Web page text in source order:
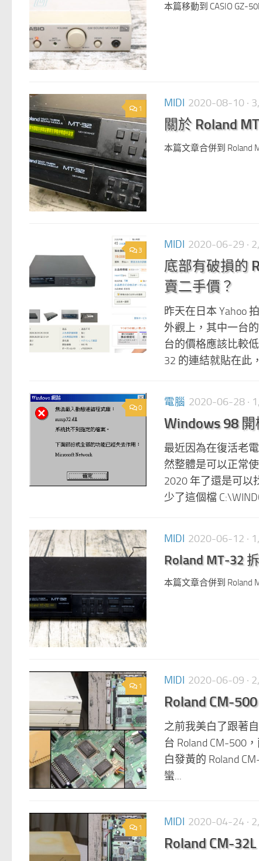
本篇移動到 CASIO GZ-
1 MIDI 2020-08-10 ·
關於 Roland
本篇文章合併到 Roland
3 MIDI 2020-06-29 ·
底部有破損的
賣二手價？
昨天在日本 Yahoo
外觀上，其中一台
台的價格應該比較
32 的連結就貼在此
0 電腦 2020-06-28 ·
Windows 98 開
最近因為在復活老
然整體是可以正常
2020 年了還是可以
少了這個檔
MIDI 2020-06-12 ·
Roland MT-32
本篇文章合併到 Roland
1 MIDI 2020-06-09 ·
Roland CM-
之前我美白了跟著
台 Roland CM-500
白發黃的 Roland
蠻...
1 MIDI 2020-04-24 ·
Roland CM-